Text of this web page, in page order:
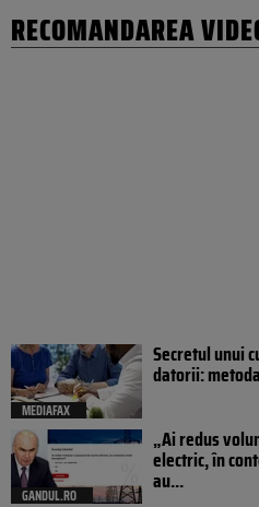
RECOMANDAREA
MEDIAFAX
Secretul unui
datorii:
GANDUL.RO
„Ai redus
electric, în
au...